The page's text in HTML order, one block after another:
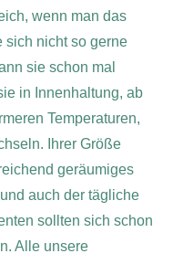
wenn man das
sich nicht so gerne
sie schon mal
in Innenhaltung, ab
Temperaturen,
Ihrer Größe
geräumiges
auch der tägliche
sollten sich schon
Alle unsere